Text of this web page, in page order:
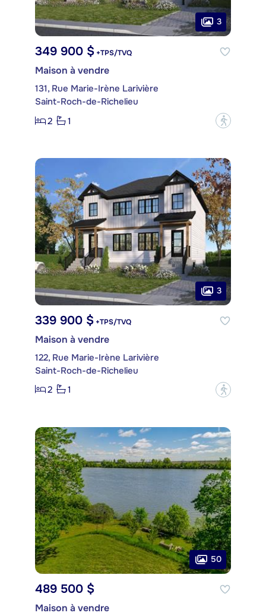
3
349 900 $ +TPS/TVQ
Maison à vendre
131, Rue Marie-Irène Larivière
Saint-Roch-de-Richelieu
2
1 ?
3
339 900 $ +TPS/TVQ
Maison à vendre
122, Rue Marie-Irène Larivière
Saint-Roch-de-Richelieu
2
1 ?
50
489 500 $
Maison à vendre